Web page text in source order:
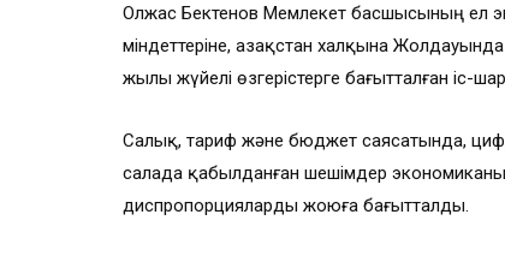
Олжас Бектенов Мемлекет басшысының ел
міндеттеріне, Қазақстан халқына
жылы жүйелі өзгерістерге бағытталған іс-
Салық, тариф және бюджет саясатында,
салада қабылданған шешімдер
диспропорцияларды жоюға бағытталды.